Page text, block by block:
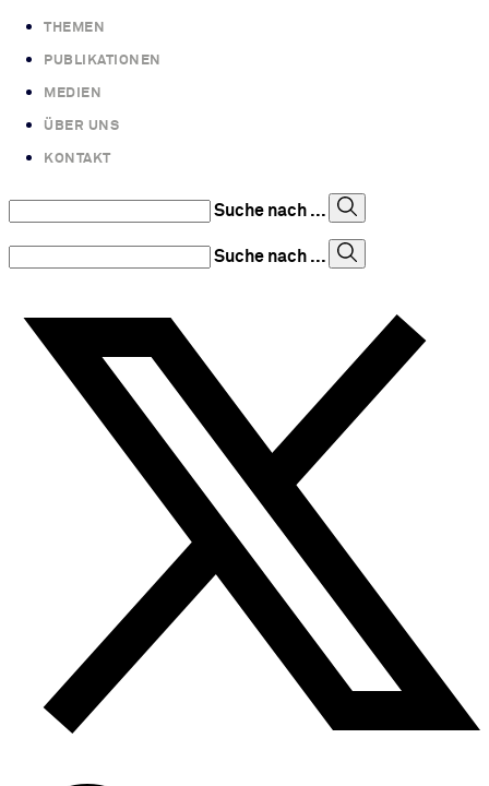
THEMEN
PUBLIKATIONEN
MEDIEN
ÜBER UNS
KONTAKT
Suche nach ...
Suche nach ...